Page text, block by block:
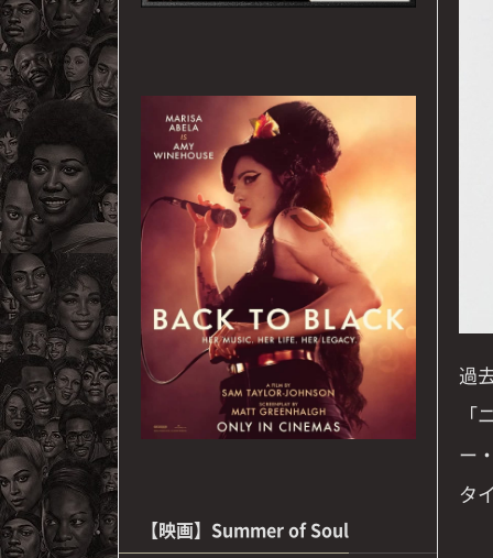
過
ー
タ
【映画】Summer of Soul